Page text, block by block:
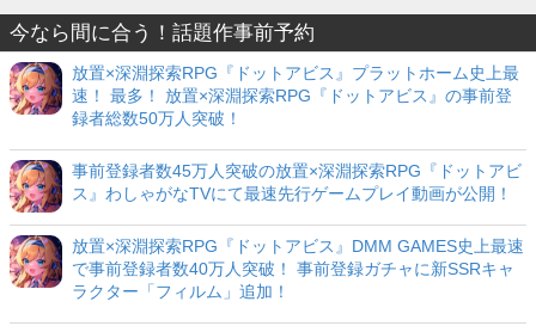
今なら間に合う！話題作事前予約
放置×深淵探索RPG『ドットアビス』プラットホーム史上最
速！ 最多！ 放置×深淵探索RPG『ドットアビス』の事前登
録者総数50万人突破！
事前登録者数45万人突破の放置×深淵探索RPG『ドットアビ
ス』わしゃがなTVにて最速先行ゲームプレイ動画が公開！
放置×深淵探索RPG『ドットアビス』DMM GAMES史上最速
で事前登録者数40万人突破！ 事前登録ガチャに新SSRキャ
ラクター「フィルム」追加！